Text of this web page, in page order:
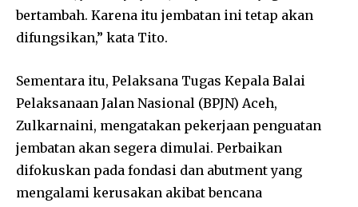
bertambah. Karena itu jembatan ini tetap akan
difungsikan,” kata Tito.
Sementara itu, Pelaksana Tugas Kepala Balai
Pelaksanaan Jalan Nasional (BPJN) Aceh,
Zulkarnaini, mengatakan pekerjaan penguatan
jembatan akan segera dimulai. Perbaikan
difokuskan pada fondasi dan abutment yang
mengalami kerusakan akibat bencana